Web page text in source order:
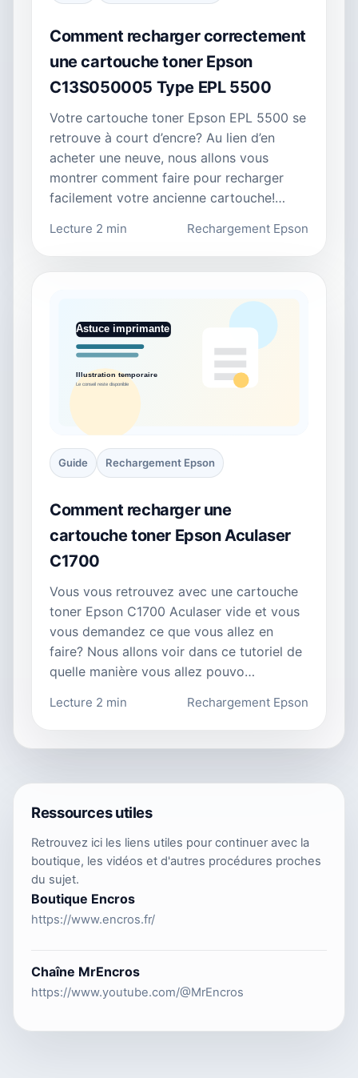
Comment recharger correctement
une cartouche toner Epson
C13S050005 Type EPL 5500
Votre cartouche toner Epson EPL 5500 se
retrouve à court d’encre? Au lien d’en
acheter une neuve, nous allons vous
montrer comment faire pour recharger
facilement votre ancienne cartouche!…
Lecture 2 min Rechargement Epson
Guide Rechargement Epson
Comment recharger une
cartouche toner Epson Aculaser
C1700
Vous vous retrouvez avec une cartouche
toner Epson C1700 Aculaser vide et vous
vous demandez ce que vous allez en
faire? Nous allons voir dans ce tutoriel de
quelle manière vous allez pouvo…
Lecture 2 min Rechargement Epson
Ressources utiles
Retrouvez ici les liens utiles pour continuer avec la
boutique, les vidéos et d'autres procédures proches
du sujet.
Boutique Encros
https://www.encros.fr/
Chaîne MrEncros
https://www.youtube.com/@MrEncros